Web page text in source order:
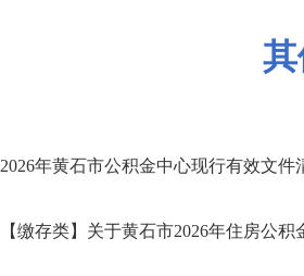
2026年黄石市公积金中心现行有效文件
【缴存类】关于黄石市2026年住房公